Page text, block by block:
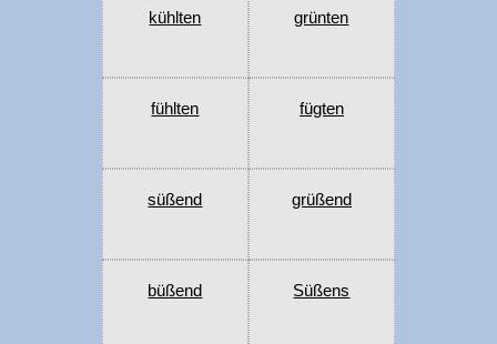
kühlten grünten
fühlten fügten
süßend grüßend
büßend Süßens